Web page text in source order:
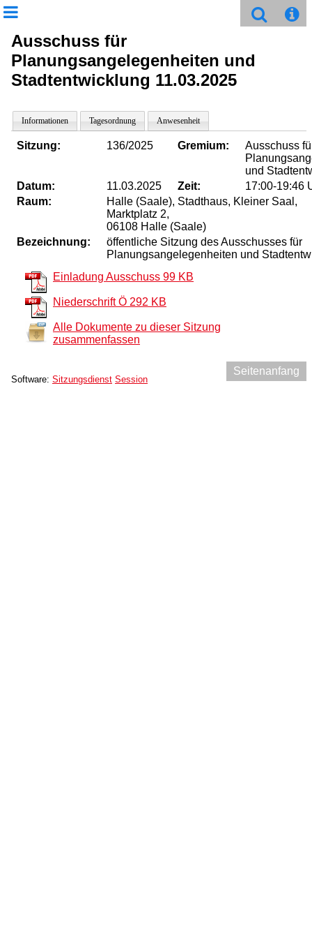
Ausschuss für
Planungsangelegenheiten und
Stadtentwicklung 11.03.2025
Informationen Tagesordnung Anwesenheit
Sitzung: 136/2025 Gremium:
Ausschuss
und
Datum:
11.03.2025 Zeit:
17:00-19:46
Raum:
Halle (Saale), Stadthaus, Kleiner Saal,
Marktplatz 2,
06108 Halle (Saale)
Bezeichnung:
öffentliche Sitzung des Ausschusses für
Planungsangelegenheiten und
Einladung Ausschuss 99 KB
Niederschrift Ö 292 KB
Alle Dokumente zu dieser Sitzung
zusammenfassen
Seitenanfang
Software: Sitzungsdienst Session